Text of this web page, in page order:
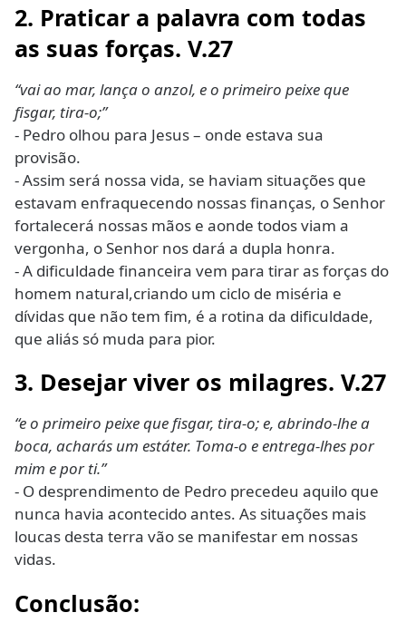
2. Praticar a palavra com todas
as suas forças. V.27
“vai ao mar, lança o anzol, e o primeiro peixe que
fisgar, tira-o;”
- Pedro olhou para Jesus – onde estava sua
provisão.
- Assim será nossa vida, se haviam situações que
estavam enfraquecendo nossas finanças, o Senhor
fortalecerá nossas mãos e aonde todos viam a
vergonha, o Senhor nos dará a dupla honra.
- A dificuldade financeira vem para tirar as forças do
homem natural,criando um ciclo de miséria e
dívidas que não tem fim, é a rotina da dificuldade,
que aliás só muda para pior.
3. Desejar viver os milagres. V.27
“e o primeiro peixe que fisgar, tira-o; e, abrindo-lhe a
boca, acharás um estáter. Toma-o e entrega-lhes por
mim e por ti.”
- O desprendimento de Pedro precedeu aquilo que
nunca havia acontecido antes. As situações mais
loucas desta terra vão se manifestar em nossas
vidas.
Conclusão: